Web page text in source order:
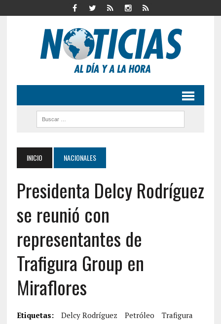
INICIO NACIONALES
Presidenta Delcy Rodríguez
se reunió con
representantes de
Trafigura Group en
Miraflores
Etiquetas: Delcy Rodríguez Petróleo
Trafigura